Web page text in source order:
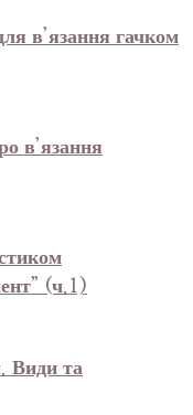
в’язання гачком
в’язання
(ч.1)
Види та